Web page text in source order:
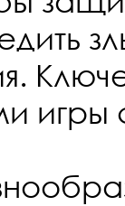
игры